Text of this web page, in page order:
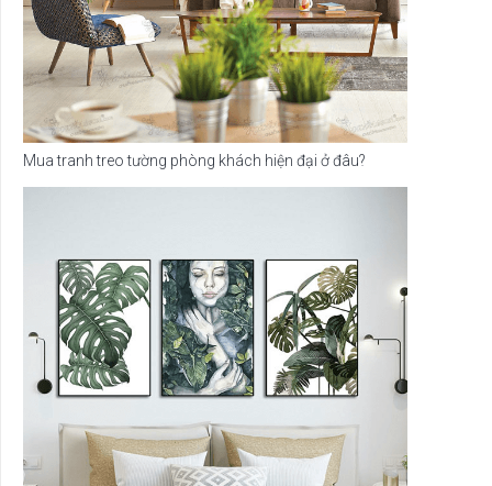
Mua tranh treo tường phòng khách hiện đại ở đâu?